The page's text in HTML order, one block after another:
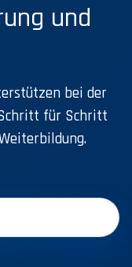
und
bei der
für Schritt